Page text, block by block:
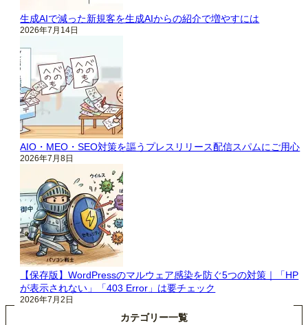
生成AIで減った新規客を生成AIからの紹介で増やすには
2026年7月14日
AIO・MEO・SEO対策を謳うプレスリリース配信スパムにご用心
2026年7月8日
【保存版】WordPressのマルウェア感染を防ぐ5つの対策｜「HP
が表示されない」「403 Error」は要チェック
2026年7月2日
カテゴリー一覧